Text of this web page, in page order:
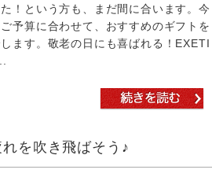
！という方も、まだ間に合います。今
予算に合わせて、おすすめのギフトを
ます。敬老の日にも喜ばれる！EXETI
を吹き飛ばそう♪